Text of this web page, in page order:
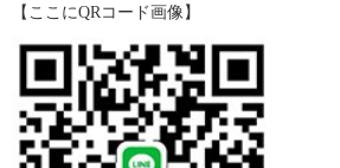
【ここにQRコード画像】